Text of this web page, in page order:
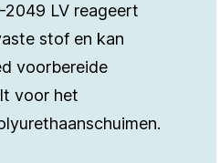
2049 LV reageert
stof en kan
voorbereide
voor het